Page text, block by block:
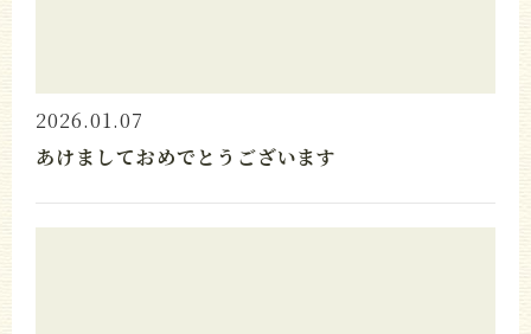
2026.01.07
あけましておめでとうございます